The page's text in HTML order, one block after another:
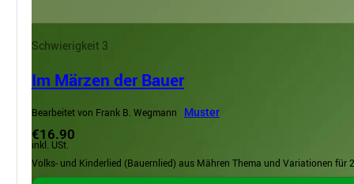
Schwierigkeit 3
Im Märzen der Bauer
Bearbeitet von Frank B. Wegmann Muster
€16.90
inkl. USt.
Volks- und Kinderlied (Bauernlied) aus Mähren Thema und Variationen für